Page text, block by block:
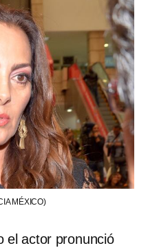
MÉXICO)
el actor pronunció